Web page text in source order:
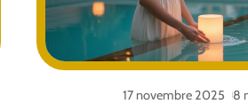
17 novembre 2025 8